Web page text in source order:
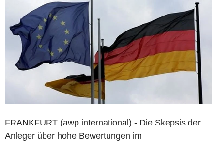
FRANKFURT (awp international) - Die Skepsis der
Anleger über hohe Bewertungen im